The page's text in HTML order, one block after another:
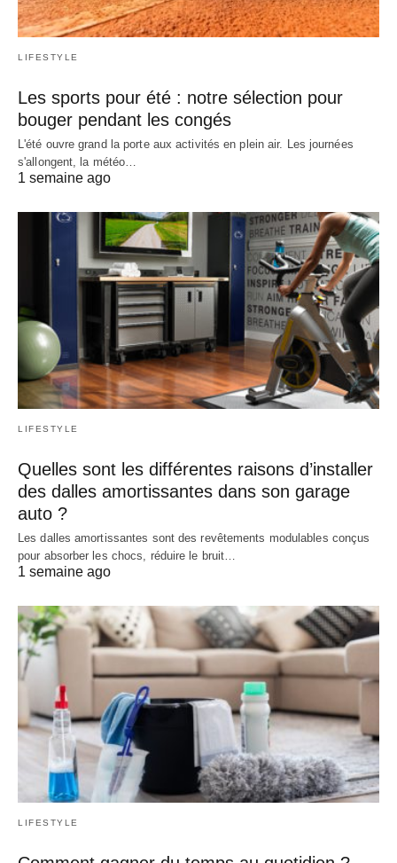
LIFESTYLE
Les sports pour été : notre sélection pour
bouger pendant les congés
L'été ouvre grand la porte aux activités en plein air. Les journées
s'allongent, la météo…
1 semaine ago
LIFESTYLE
Quelles sont les différentes raisons d’installer
des dalles amortissantes dans son garage
auto ?
Les dalles amortissantes sont des revêtements modulables conçus
pour absorber les chocs, réduire le bruit…
1 semaine ago
LIFESTYLE